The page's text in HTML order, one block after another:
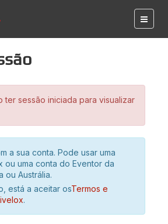
ter sessão iniciada para visualizar
a sua conta. Pode usar uma
ou uma conta do Eventor da
ou Austrália.
está a aceitar osTermos e
.